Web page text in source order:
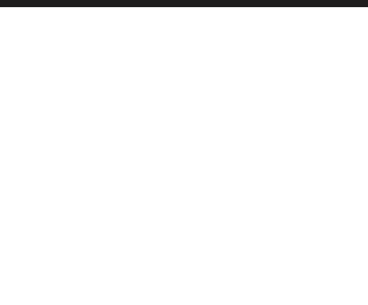
圓夢衝一波！為
邀請你，到我的